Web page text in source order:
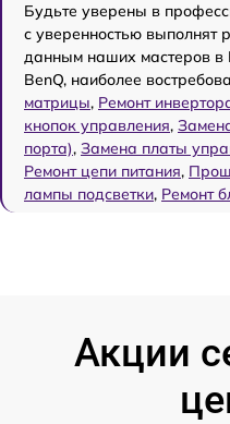
Будьте уверены в
с уверенностью выполнят
данным наших мастеров в
BenQ, наиболее
матрицы, Ремонт
кнопок управления,
порта), Замена платы
Ремонт цепи питания,
лампы подсветки, Ремонт
Акции